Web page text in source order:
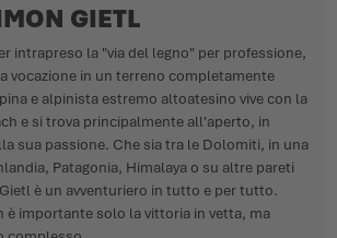
GIETL
intrapreso la "via del legno" per professione,
vocazione in un terreno completamente
e alpinista estremo altoatesino vive con la
e si trova principalmente all'aperto, in
sua passione. Che sia tra le Dolomiti, in una
Patagonia, Himalaya o su altre pareti
è un avventuriero in tutto e per tutto.
è importante solo la vittoria in vetta, ma